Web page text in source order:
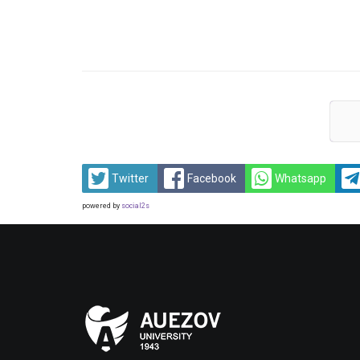
Twitter Facebook Whatsapp
powered by social2s